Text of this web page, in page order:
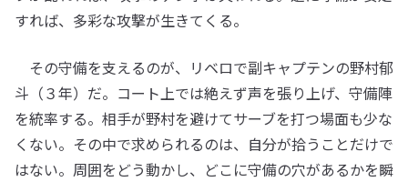
すれば、多彩な攻撃が生きてくる。
その守備を支えるのが、リベロで副キャプテンの野村郁
斗（３年）だ。コート上では絶えず声を張り上げ、守備陣
を統率する。相手が野村を避けてサーブを打つ場面も少な
くない。その中で求められるのは、自分が拾うことだけで
はない。周囲をどう動かし、どこに守備の穴があるかを瞬